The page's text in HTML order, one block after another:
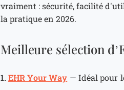
vraiment : sécurité, facilité
la pratique en 2026.
Meilleure sélection
1.EHR Your Way —Idéal pour